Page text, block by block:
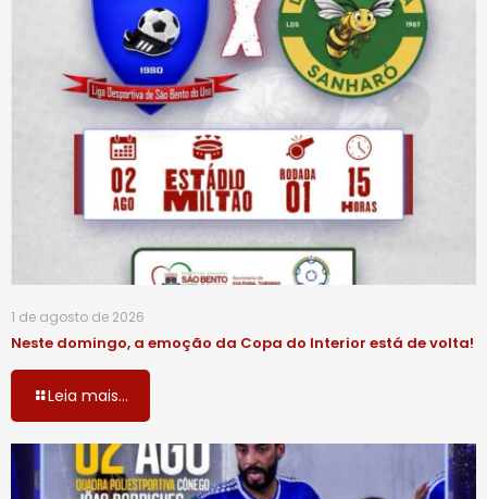
1 de agosto de 2026
Neste domingo, a emoção da Copa do Interior está de volta!
Leia mais...